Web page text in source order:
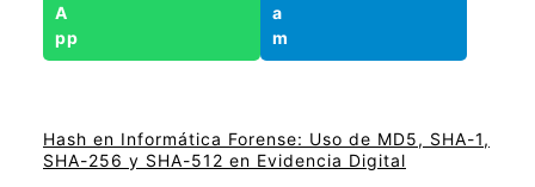
Hash en Informática Forense: Uso de MD5, SHA-1,
SHA-256 y SHA-512 en Evidencia Digital